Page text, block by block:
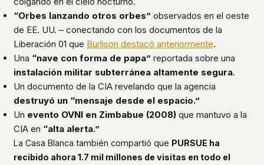
“Orbes lanzando otros orbes”observados en el oeste
de EE. UU. – conectando con los documentos de la
Liberación 01 que Burlison destacó anteriormente.
Una “nave con forma de papa”reportada sobre una
instalación militar subterránea altamente segura.
Un documento de la CIA revelando que la agencia
destruyó un “mensaje desde el espacio.”
Un evento OVNI en Zimbabue (2008)que mantuvo a la
CIA en “alta alerta.”
La Casa Blanca también compartió que PURSUE ha
recibido ahora 1.7 mil millones de visitas en todo el